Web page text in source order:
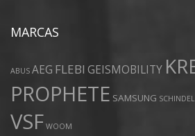
MARCAS
ABUS AEG FLEBI GEISMOBILITY
PROPHETE SAMSUNG
VSF WOOM